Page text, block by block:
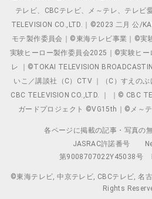
テレビ、CBCテレビ、メ～テレ、テレ
TELEVISION CO.,LTD.｜©2023 二月 公/
モテ製作委員会｜©東海テレビ事業｜©実
実験ヒーロー製作委員会2025｜©実験ヒ
レ ｜©TOKAI TELEVISION
いこ／講談社（C）CTV ｜（C）すえの
CBC TELEVISION CO.,LTD. ｜ ｜© CBC
ガードプロジェクト ©VG15th｜©メ～
各ページに掲載の記事・写真の
JASRAC許諾番号
第9008707022Y45038号
©東海テレビ, 中京テレビ, CBCテレビ, 名
Rights